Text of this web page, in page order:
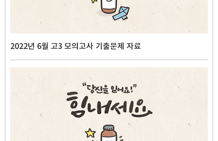
2022년 6월 고3 모의고사 기출문제 자료